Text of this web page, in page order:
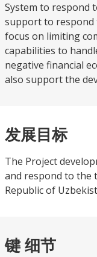
System to respond
support to respond
focus on limiting
capabilities to
negative financial
also support the
发展目标
The Project
and respond to the
Republic of
键 细节